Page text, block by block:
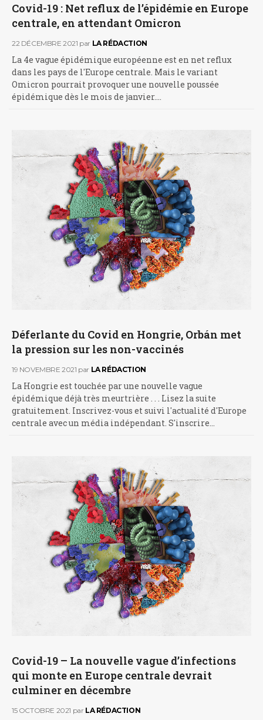
Covid-19 : Net reflux de l’épidémie en Europe
centrale, en attendant Omicron
22 DÉCEMBRE 2021 par LA RÉDACTION
La 4e vague épidémique européenne est en net reflux
dans les pays de l'Europe centrale. Mais le variant
Omicron pourrait provoquer une nouvelle poussée
épidémique dès le mois de janvier.…
Déferlante du Covid en Hongrie, Orbán met
la pression sur les non-vaccinés
19 NOVEMBRE 2021 par LA RÉDACTION
La Hongrie est touchée par une nouvelle vague
épidémique déjà très meurtrière . . . Lisez la suite
gratuitement. Inscrivez-vous et suivi l'actualité d'Europe
centrale avec un média indépendant. S'inscrire…
Covid-19 – La nouvelle vague d’infections
qui monte en Europe centrale devrait
culminer en décembre
15 OCTOBRE 2021 par LA RÉDACTION